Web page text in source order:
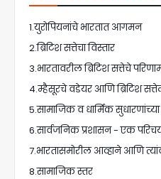
1.युरोपियनांचे भारतात आगमन
2.ब्रिटिश सत्तेचा विस्तार
3.भारतावरील ब्रिटिश सत्तेचे
4.म्हैसूरचे वडेयर आणि ब्रिटिश
5.सामाजिक व धार्मिक
6.सार्वजनिक प्रशासन - एक
7.भारतासमोरील आव्हाने आणि
8.सामाजिक स्तर